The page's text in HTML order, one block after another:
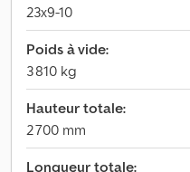
23x9-10
Poids à vide:
3 810 kg
Hauteur totale:
2 700 mm
Longueur totale: